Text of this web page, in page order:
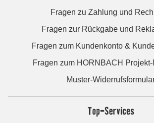
Fragen zu Zahlung und
Fragen zur Rückgabe und
Fragen zum Kundenkonto &
Fragen zum HORNBACH
Muster-
Top-Services